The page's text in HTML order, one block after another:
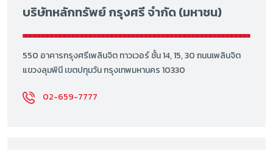
บริษัทหลักทรัพย์ กรุงศรี จำกัด (มหาชน)
550 อาคารกรุงศรีเพลินจิต ทาวเวอร์ ชั้น 14, 15, 30 ถนนเพลินจิต
แขวงลุมพินี เขตปทุมวัน กรุงเทพมหานคร 10330
02-659-7777